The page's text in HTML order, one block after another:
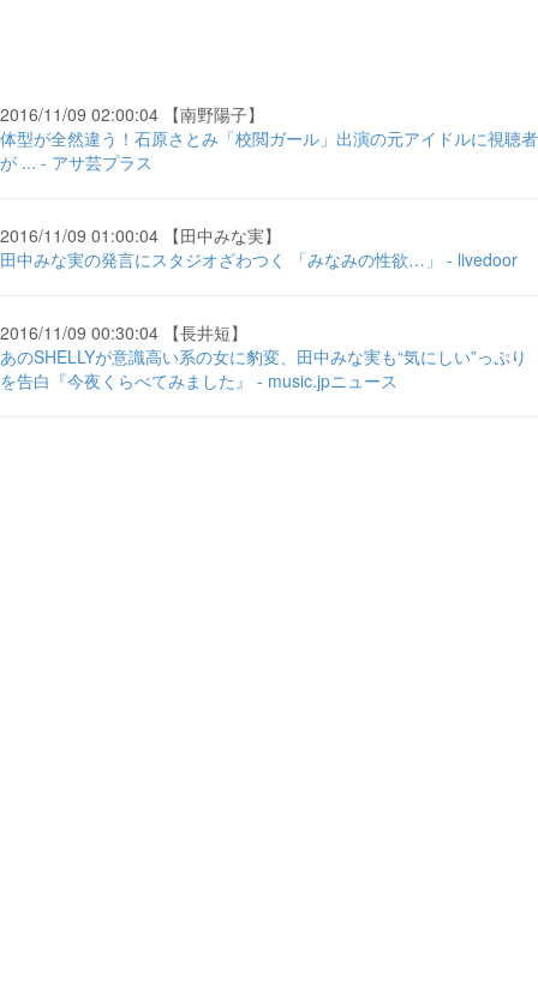
2016/11/09 02:00:04 【南野陽子】
体型が全然違う！石原さとみ「校閲ガール」出演の元アイドルに視聴者
が ... - アサ芸プラス
2016/11/09 01:00:04 【田中みな実】
田中みな実の発言にスタジオざわつく 「みなみの性欲…」 - livedoor
2016/11/09 00:30:04 【長井短】
あのSHELLYが意識高い系の女に豹変、田中みな実も“気にしい”っぷり
を告白『今夜くらべてみました』 - music.jpニュース